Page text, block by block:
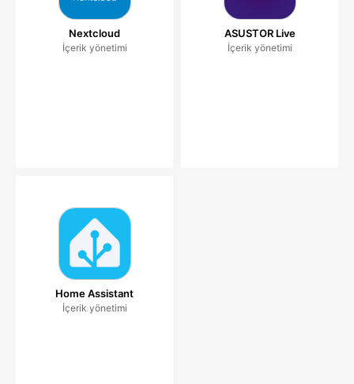
Nextcloud
İçerik yönetimi
ASUSTOR Live
İçerik yönetimi
Home Assistant
İçerik yönetimi